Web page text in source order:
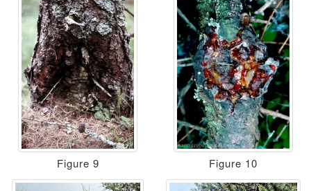
Figure 9 Figure 10